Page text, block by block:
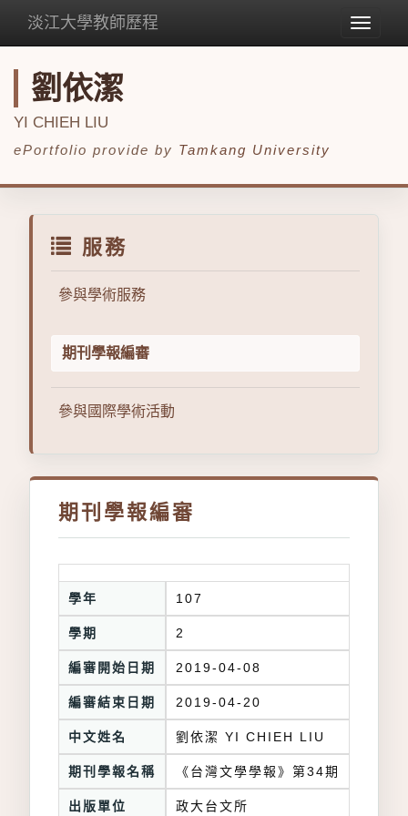
Toggle
淡江大學教師歷程
劉依潔
YI CHIEH LIU
ePortfolio provide by Tamkang University
服務
參與學術服務
期刊學報編審
參與國際學術活動
期刊學報編審
學年 107
學期 2
編審開始日期 2019-04-08
編審結束日期 2019-04-20
中文姓名 劉依潔 YI CHIEH LIU
期刊學報名稱 《台灣文學學報》第34期
出版單位 政大台文所